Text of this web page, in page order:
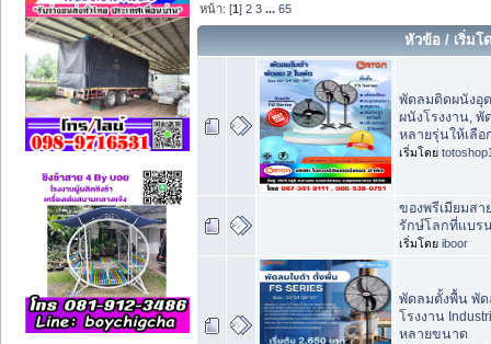
หน้า: [1]2 3 ...65
หัวข้อ / เริ่มโ
พัดลมติดผนังอุ
ผนังโรงงาน,
หลายรุ่นให้เลือ
เริ่มโดย
ของพรีเมียมสา
รักษ์โลกที่แบร
เริ่มโดย iboor
พัดลมตั้งพื้น พั
โรงงาน
หลายขนาด